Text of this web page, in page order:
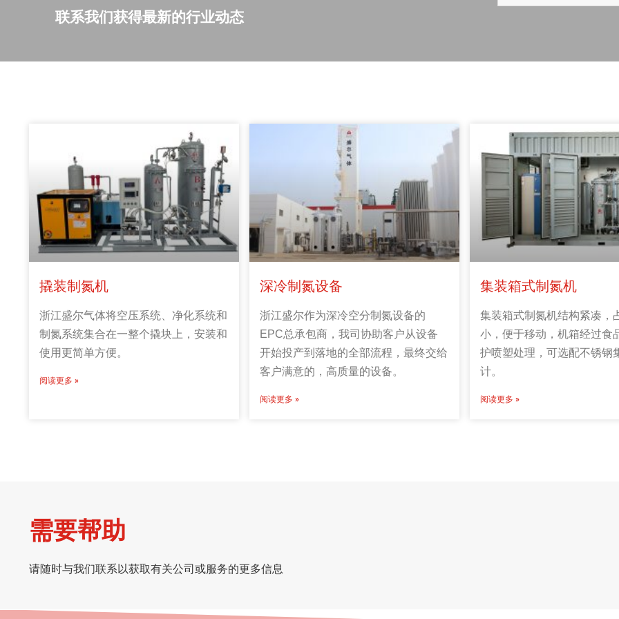
联系我们获得最新的行业动态
撬装制氮机
浙江盛尔气体将空压系统、净化系统和
制氮系统集合在一整个撬块上，安装和
使用更简单方便。
阅读更多 »
深冷制氮设备
浙江盛尔作为深冷空分制氮设备的
EPC总承包商，我司协助客户从设备
开始投产到落地的全部流程，最终交给
客户满意的，高质量的设备。
阅读更多 »
集装箱式制氮机
集装箱式制氮机结构紧凑，
小，便于移动，机箱经过食
护喷塑处理，可选配不锈钢
计。
阅读更多 »
需要帮助
请随时与我们联系以获取有关公司或服务的更多信息